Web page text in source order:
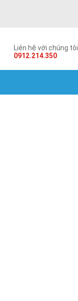
Liên hệ với chúng tôi
0912.214.350